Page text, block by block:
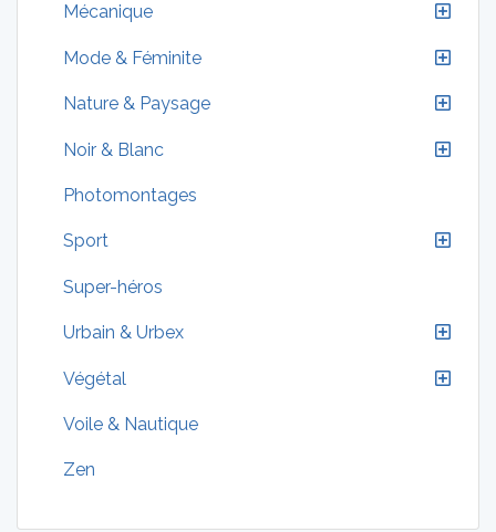
Mécanique
Mode & Féminite
Nature & Paysage
Noir & Blanc
Photomontages
Sport
Super-héros
Urbain & Urbex
Végétal
Voile & Nautique
Zen